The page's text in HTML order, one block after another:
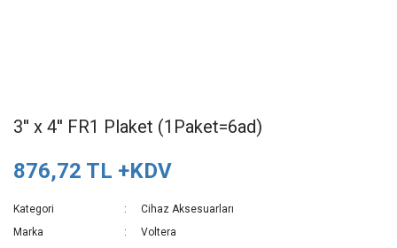
3'' x 4'' FR1 Plaket (1Paket=6ad)
876,72 TL +KDV
Kategori
Cihaz Aksesuarları
Marka
Voltera